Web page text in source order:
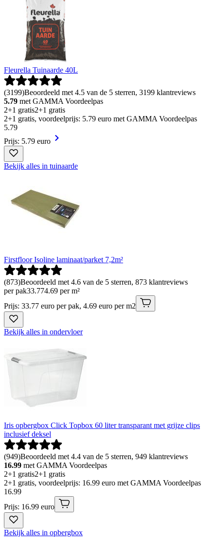
Fleurella Tuinaarde 40L
(3199)Beoordeeld met 4.5 van de 5 sterren, 3199 klantreviews
5.79 met GAMMA Voordeelpas
2+1 gratis2+1 gratis
2+1 gratis, voordeelprijs: 5.79 euro met GAMMA Voordeelpas
5.79
Prijs: 5.79 euro
Bekijk alles in tuinaarde
Firstfloor Isoline laminaat/parket 7,2m²
(873)Beoordeeld met 4.6 van de 5 sterren, 873 klantreviews
per pak33.774.69 per m²
Prijs: 33.77 euro per pak, 4.69 euro per m2
Bekijk alles in ondervloer
Iris opbergbox Click Topbox 60 liter transparant met grijze clips
inclusief deksel
(949)Beoordeeld met 4.4 van de 5 sterren, 949 klantreviews
16.99 met GAMMA Voordeelpas
2+1 gratis2+1 gratis
2+1 gratis, voordeelprijs: 16.99 euro met GAMMA Voordeelpas
16.99
Prijs: 16.99 euro
Bekijk alles in opbergbox